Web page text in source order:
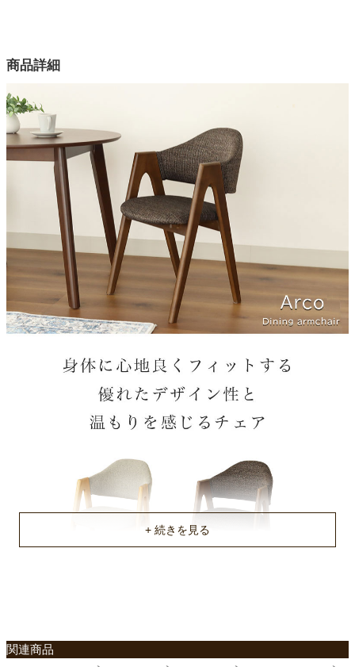
タワー
2色
背もたれ内部構造
ウレタン
座面内部構造
ウレタン
ラバーウッド無垢材
ポリエステル
梱包サイズ
約58ｘ63ｘ104(cm)
商品詳細
関連商品